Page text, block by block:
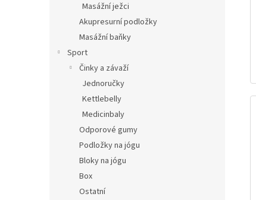
Masážní ježci
Akupresurní podložky
Masážní baňky
Sport
Činky a závaží
Jednoručky
Kettlebelly
Medicinbaly
Odporové gumy
Podložky na jógu
Bloky na jógu
Box
Ostatní